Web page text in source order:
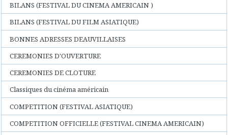
BILANS (FESTIVAL DU CINEMA AMERICAIN )
BILANS (FESTIVAL DU FILM ASIATIQUE)
BONNES ADRESSES DEAUVILLAISES
CEREMONIES D'OUVERTURE
CEREMONIES DE CLOTURE
Classiques du cinéma américain
COMPETITION (FESTIVAL ASIATIQUE)
COMPETITION OFFICIELLE (FESTIVAL CINEMA AMERICAIN)